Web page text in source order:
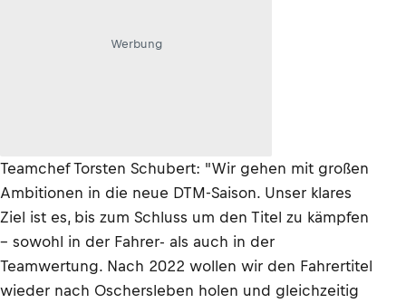
Werbung
Teamchef Torsten Schubert: "Wir gehen mit großen
Ambitionen in die neue DTM-Saison. Unser klares
Ziel ist es, bis zum Schluss um den Titel zu kämpfen
– sowohl in der Fahrer- als auch in der
Teamwertung. Nach 2022 wollen wir den Fahrertitel
wieder nach Oschersleben holen und gleichzeitig